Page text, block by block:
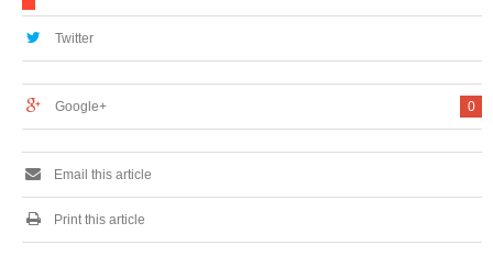
Twitter
0
Google+
Email this article
Print this article